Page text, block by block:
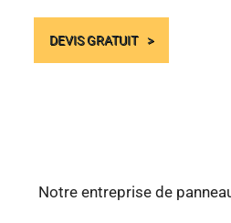
DEVIS GRATUIT
Notre entreprise de